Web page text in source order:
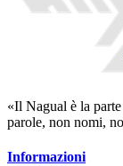
«Il Nagual è la
parole, non nomi,
Informazioni